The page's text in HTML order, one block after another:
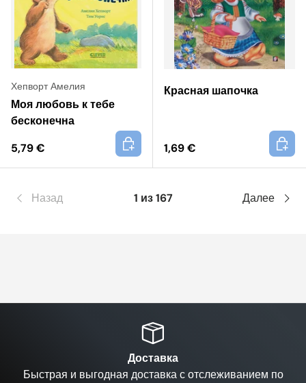
Хепворт Амелия
Моя любовь к тебе
бесконечна
5,79 €
+
Красная шапочка
1,69 €
+
Назад 1 из 167 Далее
Доставка
Быстрая и выгодная доставка с отслеживанием по